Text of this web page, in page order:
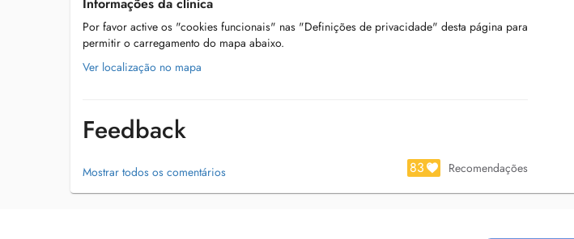
Por favor active os "cookies funcionais" nas "Definições de privacidade" desta página para
permitir o carregamento do mapa abaixo.
Ver localização no mapa
Feedback
Mostrar todos os comentários 83 Recomendações